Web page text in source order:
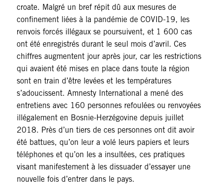
croate. Malgré un bref répit dû aux mesures de
confinement liées à la pandémie de COVID-19, les
renvois forcés illégaux se poursuivent, et 1 600 cas
ont été enregistrés durant le seul mois d’avril. Ces
chiffres augmentent jour après jour, car les restrictions
qui avaient été mises en place dans toute la région
sont en train d’être levées et les températures
s’adoucissent. Amnesty International a mené des
entretiens avec 160 personnes refoulées ou renvoyées
illégalement en Bosnie-Herzégovine depuis juillet
2018. Près d’un tiers de ces personnes ont dit avoir
été battues, qu’on leur a volé leurs papiers et leurs
téléphones et qu’on les a insultées, ces pratiques
visant manifestement à les dissuader d’essayer une
nouvelle fois d’entrer dans le pays.